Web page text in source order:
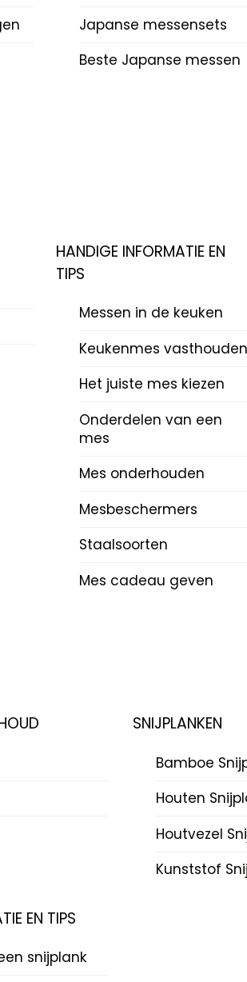
Japanse messensets
Beste Japanse messen
HANDIGE INFORMATIE EN
TIPS
Messen in de keuken
Keukenmes vasthouden
Het juiste mes kiezen
Onderdelen van een
mes
Mes onderhouden
Mesbeschermers
Staalsoorten
Mes cadeau geven
SNIJPLANKEN
Bamboe
Houten
Houtvezel
Kunststof
EN TIPS
snijplank